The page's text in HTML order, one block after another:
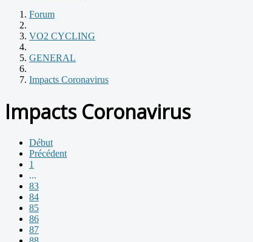
Forum
VO2 CYCLING
GENERAL
Impacts Coronavirus
Impacts Coronavirus
Début
Précédent
1
...
83
84
85
86
87